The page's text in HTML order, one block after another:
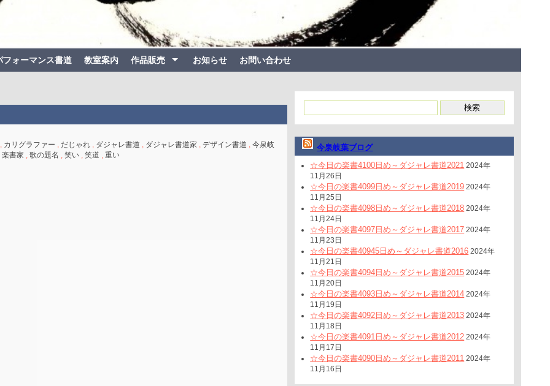
フォーマンス書道 教室案内 作品販売 お知らせ お問い合わせ
カリグラファー だじゃれ, ダジャレ書道 ダジャレ書道家 デザイン書道
今泉岐
楽書家 歌の題名 笑い, 笑道 重い
今泉岐葉ブログ
☆今日の楽書4100日め～ダジャレ書道2021 2024年
11月26日
☆今日の楽書4099日め～ダジャレ書道2019 2024年
11月25日
☆今日の楽書4098日め～ダジャレ書道2018 2024年
11月24日
☆今日の楽書4097日め～ダジャレ書道2017 2024年
11月23日
☆今日の楽書40945日め～ダジャレ書道2016 2024年
11月21日
☆今日の楽書4094日め～ダジャレ書道2015 2024年
11月20日
☆今日の楽書4093日め～ダジャレ書道2014 2024年
11月19日
☆今日の楽書4092日め～ダジャレ書道2013 2024年
11月18日
☆今日の楽書4091日め～ダジャレ書道2012 2024年
11月17日
☆今日の楽書4090日め～ダジャレ書道2011 2024年
11月16日